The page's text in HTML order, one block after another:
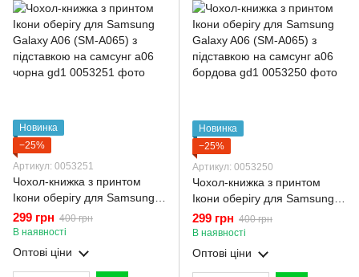
Новинка
−25%
Артикул: 0053251
Чохол-книжка з принтом
Ікони оберігу для Samsung
Galaxy A06 (SM-A065) з
підставкою на самсунг а06
чорна gd1
299 грн 400 грн
В наявності
Оптові ціни
Новинка
−25%
Артикул: 0053250
Чохол-книжка з принтом
Ікони оберігу для Samsung
Galaxy A06 (SM-A065) з
підставкою на самсунг а06
бордова gd1
299 грн 400 грн
В наявності
Оптові ціни